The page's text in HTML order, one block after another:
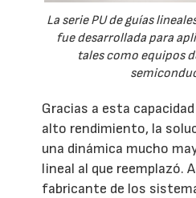
La serie PU de guías
fue desarrollada para
tales como equipos
Gracias a esta
alto rendimiento, la
una dinámica mucho
lineal al que reemplazó.
fabricante de los